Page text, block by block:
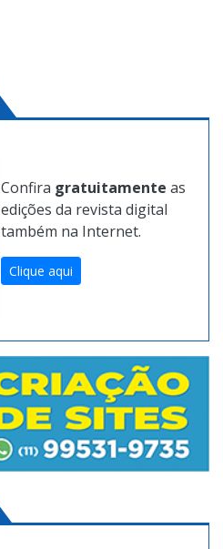
Confira gratuitamente as
edições da revista digital
também na Internet.
Clique aqui